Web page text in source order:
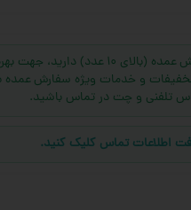
اگر سفارش عمده (بالای ۱۰ عدد) دارید،
و خدمات ویژه سفارش عمده
تلفنی و چت در تماس باشید.
اطلاعات تماس کلیک کنید.